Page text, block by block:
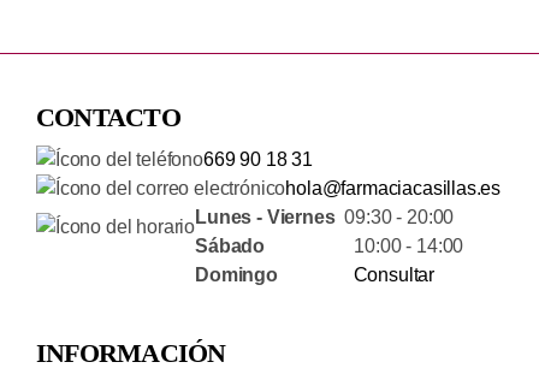
CONTACTO
669 90 18 31
hola@farmaciacasillas.es
Lunes - Viernes09:30 - 20:00
Sábado 10:00 - 14:00
Domingo
Consultar
INFORMACIÓN